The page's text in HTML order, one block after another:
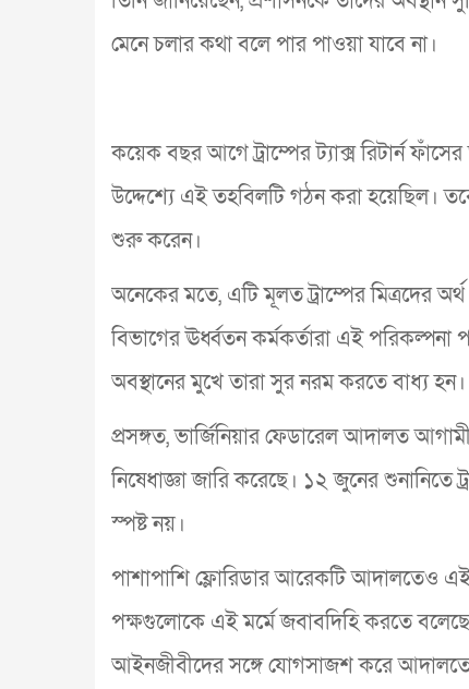
মেনে চলার কথা বলে পার পাওয়া যাবে না।
কয়েক বছর আগে ট্রাম্পের ট্যাক্স রিটার্ন
উদ্দেশ্যে এই তহবিলটি গঠন করা হয়েছিল।
শুরু করেন।
অনেকের মতে, এটি মূলত ট্রাম্পের মিত্রদের
বিভাগের ঊর্ধ্বতন কর্মকর্তারা এই
অবস্থানের মুখে তারা সুর নরম করতে বাধ্য হন।
প্রসঙ্গত, ভার্জিনিয়ার ফেডারেল আদালত
নিষেধাজ্ঞা জারি করেছে। ১২ জুনের
স্পষ্ট নয়।
পাশাপাশি ফ্লোরিডার আরেকটি আদালতেও এই
পক্ষগুলোকে এই মর্মে জবাবদিহি করতে
আইনজীবীদের সঙ্গে যোগসাজশ করে